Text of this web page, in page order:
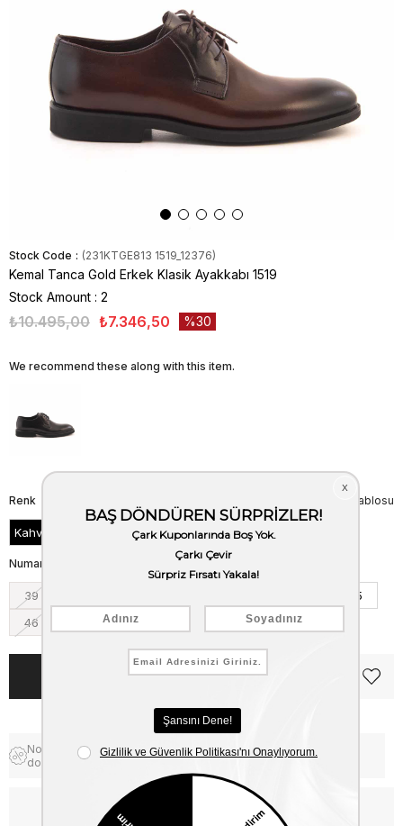
Stock Code (231KTGE813 1519_12376)
Kemal Tanca Gold Erkek Klasik Ayakkabı 1519
Stock Amount : 2
₺10.495,00 ₺7.346,50 30
We recommend these along with this item.
Beden Tablosu
Renk
Kahve
Numara
39
45
46
Notify me when the price goes
down
Free Shipping
WhatsApp’tan Bilgi Al